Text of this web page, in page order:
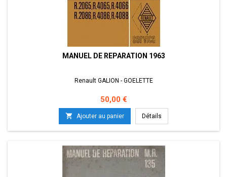
MANUEL DE REPARATION 1963
Renault GALION - GOELETTE
Prix
50,00 €
 Ajouter au panier Détails